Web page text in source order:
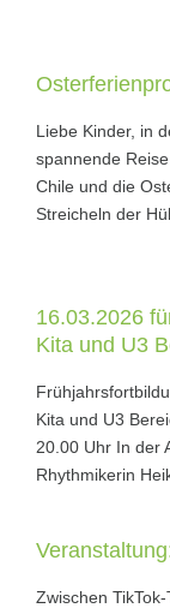
Liebe Kinder, in
spannende
Chile und die
Streicheln der
16.03.2026
Kita und U3
Kita und U3
20.00 Uhr In der
Rhythmikerin
Zwischen